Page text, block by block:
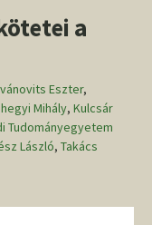
a
Eszter,
Mihály, Kulcsár
Tudományegyetem
László, Takács